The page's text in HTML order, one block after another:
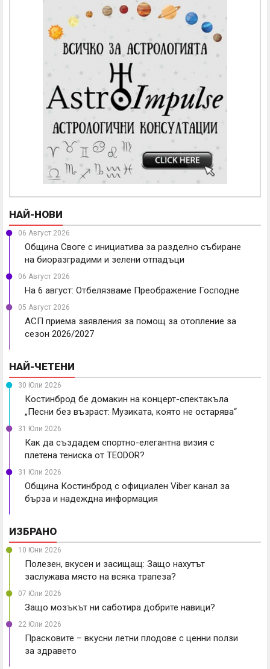
НАЙ-НОВИ
06 Август 2026
Община Своге с инициатива за разделно събиране
на биоразградими и зелени отпадъци
06 Август 2026
На 6 август: Отбелязваме Преображение Господне
05 Август 2026
АСП приема заявления за помощ за отопление за
сезон 2026/2027
НАЙ-ЧЕТЕНИ
30 Юли 2026
Костинброд бе домакин на концерт-спектакъла
„Песни без възраст: Музиката, която не остарява“
31 Юли 2026
Как да създадем спортно-елегантна визия с
плетена тениска от TEODOR?
31 Юли 2026
Община Костинброд с официален Viber канал за
бърза и надеждна информация
ИЗБРАНО
10 Юни 2026
Полезен, вкусен и засищащ: Защо нахутът
заслужава място на всяка трапеза?
07 Юли 2026
Защо мозъкът ни саботира добрите навици?
22 Юли 2026
Прасковите – вкусни летни плодове с ценни ползи
за здравето